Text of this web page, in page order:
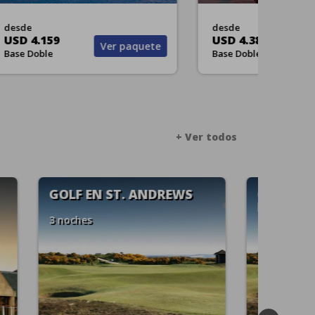
USD 5.199
Base Doble
Ver paquete
+ Ver todos
GOLF EN ALGARVE
3 noches